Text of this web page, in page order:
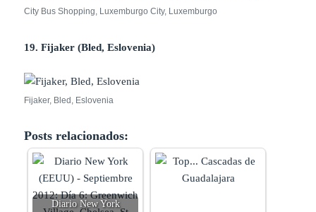
City Bus Shopping, Luxemburgo City, Luxemburgo
19. Fijaker (Bled, Eslovenia)
Fijaker, Bled, Eslovenia
Posts relacionados:
Diario New York